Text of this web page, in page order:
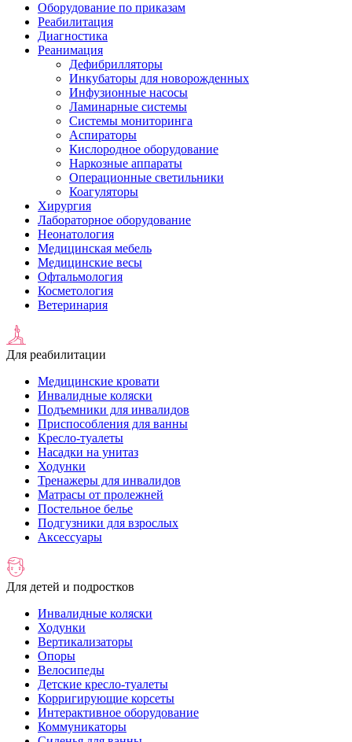
Оборудование по приказам
Реабилитация
Диагностика
Реанимация
Дефибрилляторы
Инкубаторы для новорожденных
Инфузионные насосы
Ламинарные системы
Системы мониторинга
Аспираторы
Кислородное оборудование
Наркозные аппараты
Операционные светильники
Коагуляторы
Хирургия
Лабораторное оборудование
Неонатология
Медицинская мебель
Медицинские весы
Офтальмология
Косметология
Ветеринария
Для реабилитации
Медицинские кровати
Инвалидные коляски
Подъемники для инвалидов
Приспособления для ванны
Кресло-туалеты
Насадки на унитаз
Ходунки
Тренажеры для инвалидов
Матрасы от пролежней
Постельное белье
Подгузники для взрослых
Аксессуары
Для детей и подростков
Инвалидные коляски
Ходунки
Вертикализаторы
Опоры
Велосипеды
Детские кресло-туалеты
Корригирующие корсеты
Интерактивное оборудование
Коммуникаторы